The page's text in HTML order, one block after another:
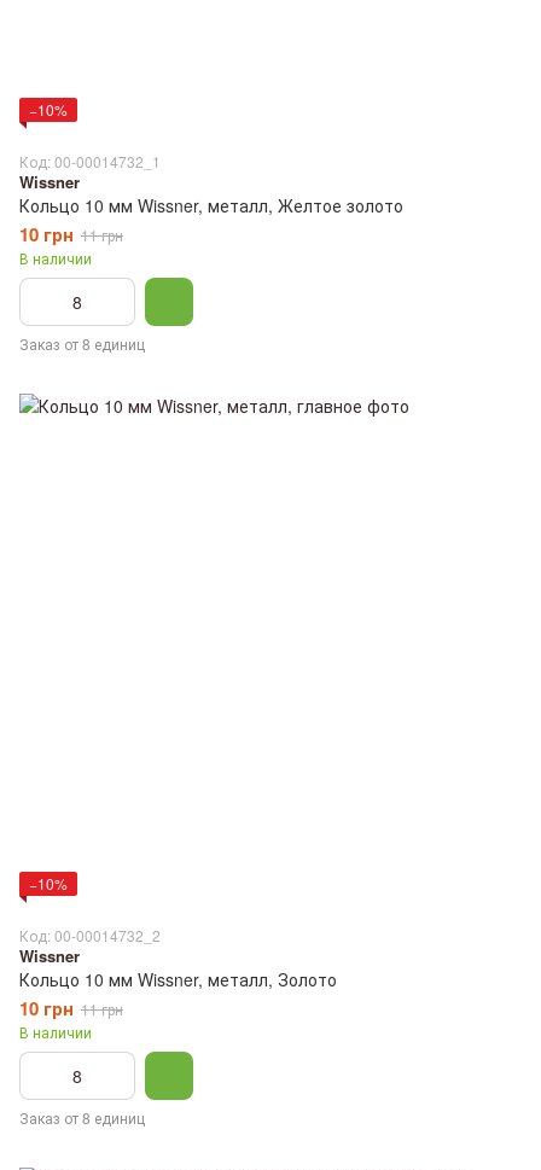
−10%
Код: 00-00014732_1
Wissner
Кольцо 10 мм Wissner, металл, Желтое золото
10 грн 11 грн
В наличии
Заказ от 8 единиц
−10%
Код: 00-00014732_2
Wissner
Кольцо 10 мм Wissner, металл, Золото
10 грн 11 грн
В наличии
Заказ от 8 единиц